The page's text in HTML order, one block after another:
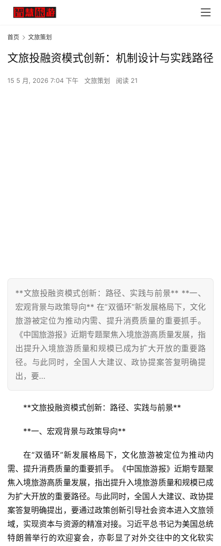
首页 文旅策划
文旅投融资模式创新：机制设计与实践路径
15 5 月, 2026 7:04 下午 文旅策划 阅读 21
**文旅投融资模式创新：路径、实践与前景** **一、
宏观背景与政策导向** 在“双循环”新发展格局下，文化
旅游被定位为推动内需、提升消费质量的重要抓手。
《中国旅游报》近期专题聚焦入境旅游高质量发展，指
出提升入境旅游质量和规模已成为扩大开放的重要路
径。与此同时，全国人大建议、政协提案答复明确提
出，要…
**文旅投融资模式创新：路径、实践与前景**
**一、宏观背景与政策导向**
在“双循环”新发展格局下，文化旅游被定位为推动内
需、提升消费质量的重要抓手。《中国旅游报》近期专题聚
焦入境旅游高质量发展，指出提升入境旅游质量和规模已成
为扩大开放的重要路径。与此同时，全国人大建议、政协提
案答复明确提出，要通过政策创新引导社会资本进入文旅领
域，实现资本与资源的精准对接。习近平总书记为美国总统
特朗普举行的欢迎宴会，亦彰显了对外交往中的文化软实